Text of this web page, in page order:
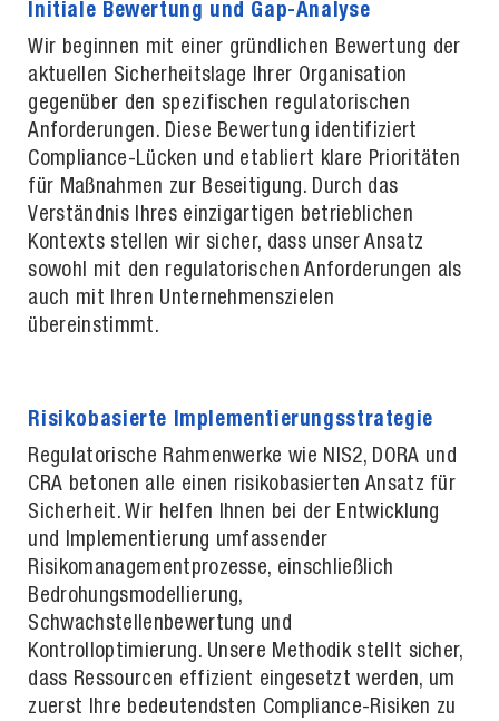
Initiale Bewertung und Gap-Analyse
Wir beginnen mit einer gründlichen Bewertung der
aktuellen Sicherheitslage Ihrer Organisation
gegenüber den spezifischen regulatorischen
Anforderungen. Diese Bewertung identifiziert
Compliance-Lücken und etabliert klare Prioritäten
für Maßnahmen zur Beseitigung. Durch das
Verständnis Ihres einzigartigen betrieblichen
Kontexts stellen wir sicher, dass unser Ansatz
sowohl mit den regulatorischen Anforderungen als
auch mit Ihren Unternehmenszielen
übereinstimmt.
Risikobasierte Implementierungsstrategie
Regulatorische Rahmenwerke wie NIS2, DORA und
CRA betonen alle einen risikobasierten Ansatz für
Sicherheit. Wir helfen Ihnen bei der Entwicklung
und Implementierung umfassender
Risikomanagementprozesse, einschließlich
Bedrohungsmodellierung,
Schwachstellenbewertung und
Kontrolloptimierung. Unsere Methodik stellt sicher,
dass Ressourcen effizient eingesetzt werden, um
zuerst Ihre bedeutendsten Compliance-Risiken zu